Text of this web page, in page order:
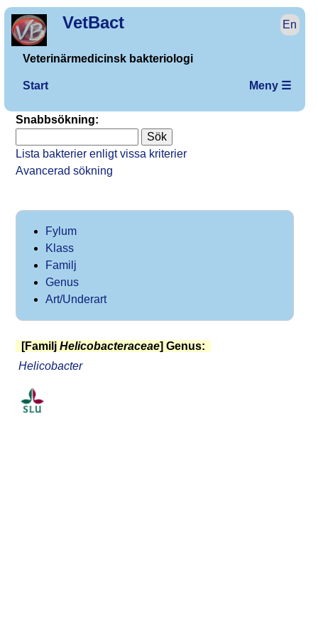
VetBact En
Veterinärmedicinsk bakteriologi
Start Meny ☰
Snabbsökning:
Lista bakterier enligt vissa kriterier
Avancerad sökning
Fylum
Klass
Familj
Genus
Art/Underart
[Familj Helicobacteraceae] Genus:
Helicobacter